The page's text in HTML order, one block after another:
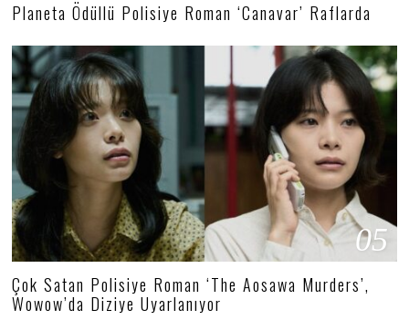
Planeta Ödüllü Polisiye Roman ‘Canavar’ Raflarda
05
Çok Satan Polisiye Roman ‘The Aosawa Murders’,
Wowow’da Diziye Uyarlanıyor